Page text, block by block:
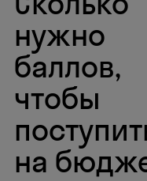
нужно
баллов,
чтобы
на
Skysmart Chat
online